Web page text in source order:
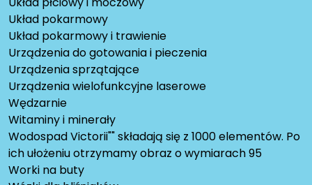
Układ pokarmowy
Układ pokarmowy i trawienie
Urządzenia do gotowania i pieczenia
Urządzenia sprzątające
Urządzenia wielofunkcyjne laserowe
Wędzarnie
Witaminy i minerały
Wodospad Victorii"" składają się z 1000 elementów. Po
ich ułożeniu otrzymamy obraz o wymiarach 95
Worki na buty